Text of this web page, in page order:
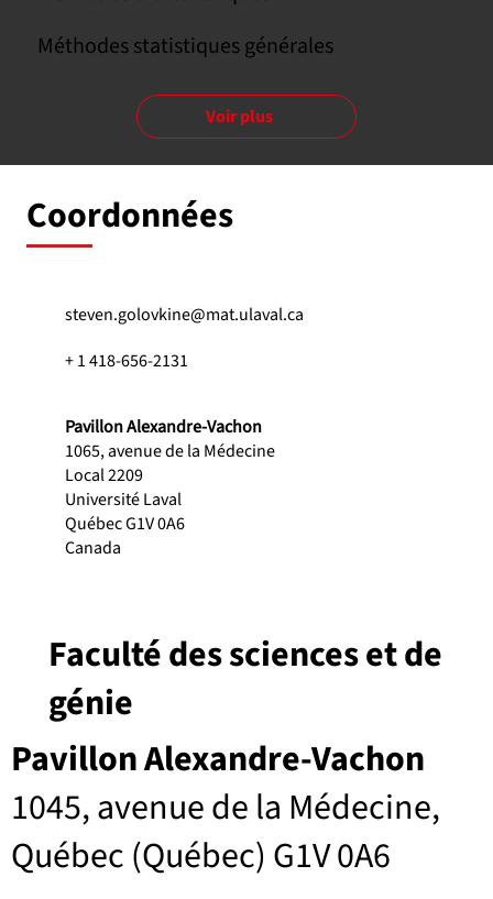
Méthodes statistiques générales
Voir plus
Coordonnées
steven.golovkine@mat.ulaval.ca
+ 1 418-656-2131
Pavillon Alexandre-Vachon
1065, avenue de la Médecine
Local 2209
Université Laval
Québec G1V 0A6
Canada
Pavillon Alexandre-Vachon
1045, avenue de la Médecine,
Québec (Québec) G1V 0A6
Faculté des sciences et de
génie